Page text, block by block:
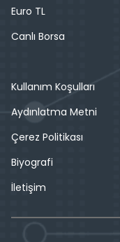
Euro TL
Canlı Borsa
Kullanım Koşulları
Aydınlatma Metni
Çerez Politikası
Biyografi
İletişim